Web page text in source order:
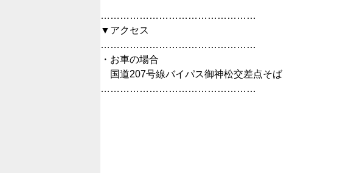
…………………………………………
▼アクセス
…………………………………………
・お車の場合
国道207号線バイパス御神松交差点そば
…………………………………………